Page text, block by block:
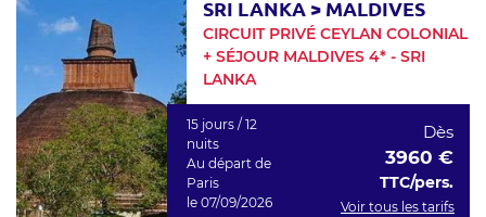
SRI LANKA > MALDIVES
CIRCUIT PRIVÉ CEYLAN COLONIAL
+ SÉJOUR MALDIVES 4* - SRI
LANKA
15 jours / 12
nuits
Au départ de
Paris
le 07/09/2026
Dès
3960 €
TTC/pers.
Voir tous les tarifs